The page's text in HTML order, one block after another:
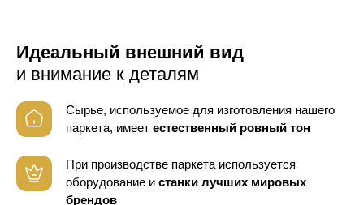
Идеальный внешний вид
и внимание к деталям
Сырье, используемое для изготовления нашего
паркета, имеет естественный ровный тон
При производстве паркета используется
оборудование и станки лучших мировых
брендов